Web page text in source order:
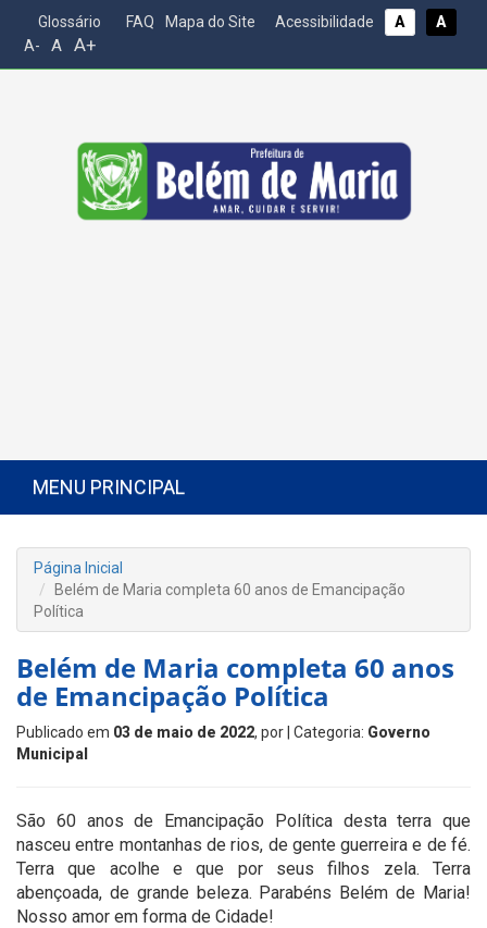
Glossário FAQ Mapa do Site Acessibilidade A
A
A-
A A+
MENU PRINCIPAL
Página Inicial
Belém de Maria completa 60 anos de Emancipação
Política
Belém de Maria completa 60 anos
de Emancipação Política
Publicado em 03 de maio de 2022, por | Categoria: Governo
Municipal
São 60 anos de Emancipação Política desta terra que
nasceu entre montanhas de rios, de gente guerreira e de fé.
Terra que acolhe e que por seus filhos zela. Terra
abençoada, de grande beleza. Parabéns Belém de Maria!
Nosso amor em forma de Cidade!